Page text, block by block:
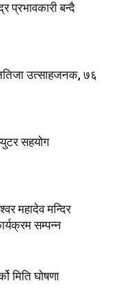
प्रभावकारी बन्दै
उत्साहजनक, ७६
सहयोग
महादेव मन्दिर
सम्पन्न
मिति घोषणा